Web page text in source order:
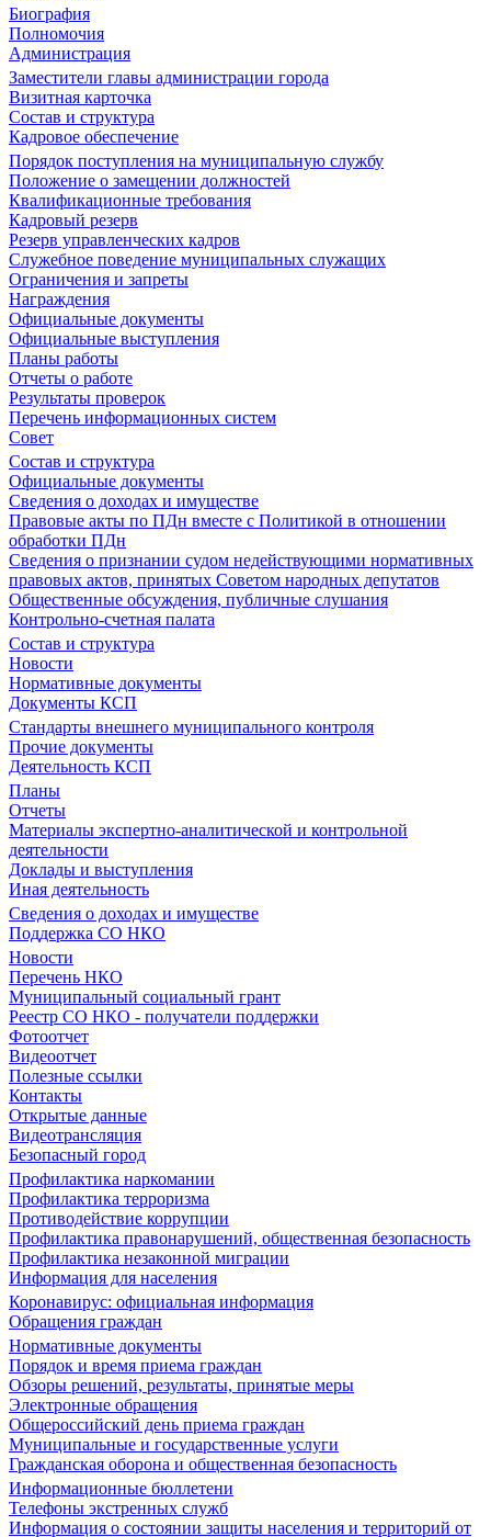
Биография
Полномочия
Администрация
Заместители главы администрации города
Визитная карточка
Состав и структура
Кадровое обеспечение
Порядок поступления на муниципальную службу
Положение о замещении должностей
Квалификационные требования
Кадровый резерв
Резерв управленческих кадров
Служебное поведение муниципальных служащих
Ограничения и запреты
Награждения
Официальные документы
Официальные выступления
Планы работы
Отчеты о работе
Результаты проверок
Перечень информационных систем
Совет
Состав и структура
Официальные документы
Сведения о доходах и имуществе
Правовые акты по ПДн вместе с Политикой в отношении
обработки ПДн
Сведения о признании судом недействующими нормативных
правовых актов, принятых Советом народных депутатов
Общественные обсуждения, публичные слушания
Контрольно-счетная палата
Состав и структура
Новости
Нормативные документы
Документы КСП
Стандарты внешнего муниципального контроля
Прочие документы
Деятельность КСП
Планы
Отчеты
Материалы экспертно-аналитической и контрольной
деятельности
Доклады и выступления
Иная деятельность
Сведения о доходах и имуществе
Поддержка СО НКО
Новости
Перечень НКО
Муниципальный социальный грант
Реестр СО НКО - получатели поддержки
Фотоотчет
Видеоотчет
Полезные ссылки
Контакты
Открытые данные
Видеотрансляция
Безопасный город
Профилактика наркомании
Профилактика терроризма
Противодействие коррупции
Профилактика правонарушений, общественная безопасность
Профилактика незаконной миграции
Информация для населения
Коронавирус: официальная информация
Обращения граждан
Нормативные документы
Порядок и время приема граждан
Обзоры решений, результаты, принятые меры
Электронные обращения
Общероссийский день приема граждан
Муниципальные и государственные услуги
Гражданская оборона и общественная безопасность
Информационные бюллетени
Телефоны экстренных служб
Информация о состоянии защиты населения и территорий от